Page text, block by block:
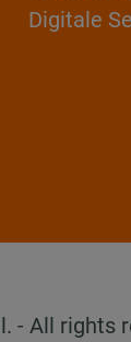
Digitale
- All rights